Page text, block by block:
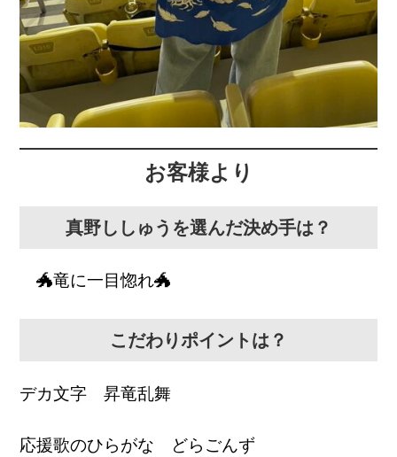
お客様より
真野ししゅうを選んだ決め手は？
🐲竜に一目惚れ🐲
こだわりポイントは？
デカ文字 昇竜乱舞
応援歌のひらがな どらごんず